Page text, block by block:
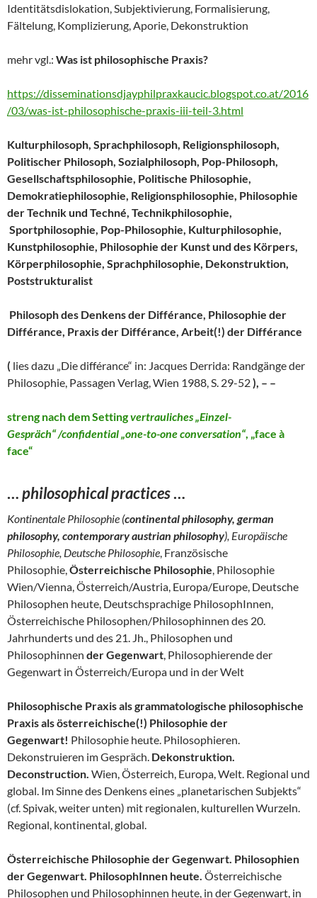
Identitätsdislokation, Subjektivierung, Formalisierung,
Fältelung, Komplizierung, Aporie, Dekonstruktion
mehr vgl.: Was ist philosophische Praxis?
https://disseminationsdjayphilpraxkaucic.blogspot.co.at/2016
/03/was-ist-philosophische-praxis-iii-teil-3.html
Kulturphilosoph, Sprachphilosoph, Religionsphilosoph,
Politischer Philosoph, Sozialphilosoph, Pop-Philosoph,
Gesellschaftsphilosophie, Politische Philosophie,
Demokratiephilosophie, Religionsphilosophie, Philosophie
der Technik und Techné, Technikphilosophie,
Sportphilosophie, Pop-Philosophie, Kulturphilosophie,
Kunstphilosophie, Philosophie der Kunst und des Körpers,
Körperphilosophie, Sprachphilosophie, Dekonstruktion,
Poststrukturalist
Philosoph des Denkens der Différance, Philosophie der
Différance, Praxis der Différance, Arbeit(!) der Différance
( lies dazu „Die différance“ in: Jacques Derrida: Randgänge der
Philosophie, Passagen Verlag, Wien 1988, S. 29-52), – –
streng nach demSettingvertrauliches „Einzel-
Gespräch“ /confidential „one-to-one conversation“, „face à
face“
…philosophical practices…
Kontinentale Philosophie (continental philosophy, german
philosophy, contemporary austrian philosophy), Europäische
Philosophie, Deutsche Philosophie , Französische
Philosophie, Österreichische Philosophie , Philosophie
Wien/Vienna, Österreich/Austria, Europa/Europe, Deutsche
Philosophen heute, Deutschsprachige PhilosophInnen,
Österreichische Philosophen/Philosophinnen des 20.
Jahrhunderts und des 21. Jh., Philosophen und
Philosophinnen der Gegenwart , Philosophierende der
Gegenwart in Österreich/Europa und in der Welt
Philosophische Praxis als grammatologische philosophische
Praxis als österreichische(!) Philosophie der
Gegenwart! Philosophie heute. Philosophieren.
Dekonstruieren im Gespräch. Dekonstruktion.
Deconstruction. Wien, Österreich, Europa, Welt. Regional und
global. Im Sinne des Denkens eines „planetarischen Subjekts“
(cf. Spivak, weiter unten) mit regionalen, kulturellen Wurzeln.
Regional, kontinental, global.
Österreichische Philosophie der Gegenwart. Philosophien
der Gegenwart. PhilosophInnen heute. Österreichische
Philosophen und Philosophinnen heute, in der Gegenwart, in